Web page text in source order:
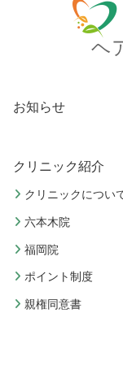
ヘ
お知らせ
クリニック紹介
クリニックについ
六本木院
福岡院
ポイント制度
親権同意書